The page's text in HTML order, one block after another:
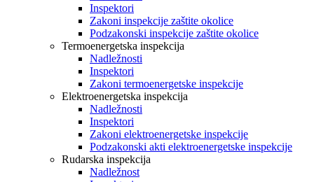
Inspektori
Zakoni inspekcije zaštite okolice
Podzakonski inspekcije zaštite okolice
Termoenergetska inspekcija
Nadležnosti
Inspektori
Zakoni termoenergetske inspekcije
Elektroenergetska inspekcija
Nadležnosti
Inspektori
Zakoni elektroenergetske inspekcije
Podzakonski akti elektroenergetske inspekcije
Rudarska inspekcija
Nadležnost